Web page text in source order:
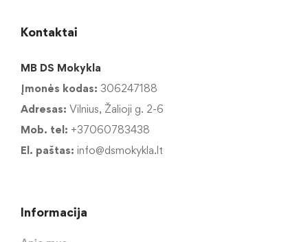
Kontaktai
MB DS Mokykla
Įmonės kodas: 306247188
Adresas: Vilnius, Žalioji g. 2-6
Mob. tel: +37060783438
El. paštas: info@dsmokykla.lt
Informacija